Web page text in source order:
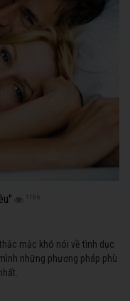
1186
mắc khó nói về tình dục
những phương pháp phù